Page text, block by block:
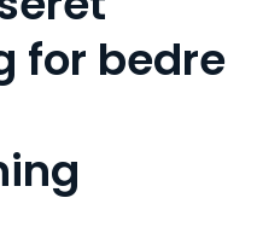
for bedre